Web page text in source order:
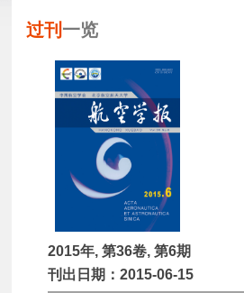
过刊 一览
2015年, 第36卷, 第6期
刊出日期：2015-06-15